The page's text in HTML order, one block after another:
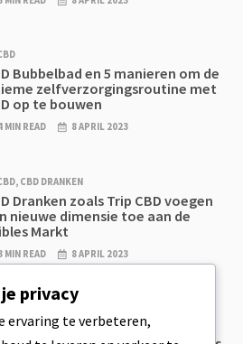
Bubbelbad en 5 manieren om de
zelfverzorgingsroutine met
op te bouwen
MIN READ 8 APRIL 2023
, CBD DRANKEN
Dranken zoals Trip CBD voegen
nieuwe dimensie toe aan de
Markt
MIN READ 8 APRIL 2023
Koekjesdeeg & Ongelooflijk
privacy
ervaring te verbeteren,